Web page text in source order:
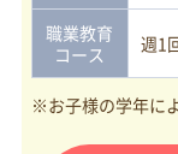
職業教育
コース
週1
※お子様の学年に